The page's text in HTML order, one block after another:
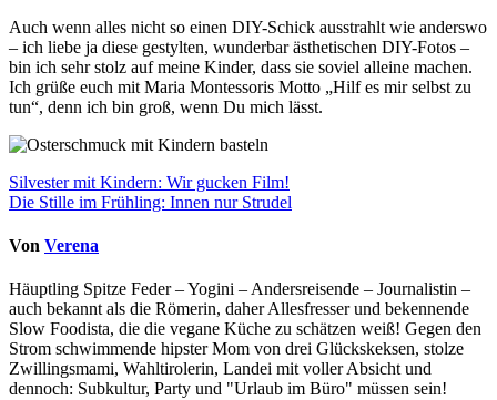
Auch wenn alles nicht so einen DIY-Schick ausstrahlt wie anderswo
– ich liebe ja diese gestylten, wunderbar ästhetischen DIY-Fotos –
bin ich sehr stolz auf meine Kinder, dass sie soviel alleine machen.
Ich grüße euch mit Maria Montessoris Motto „Hilf es mir selbst zu
tun“, denn ich bin groß, wenn Du mich lässt.
Beitragsnavigation
Silvester mit Kindern: Wir gucken Film!
Die Stille im Frühling: Innen nur Strudel
Von Verena
Häuptling Spitze Feder – Yogini – Andersreisende – Journalistin –
auch bekannt als die Römerin, daher Allesfresser und bekennende
Slow Foodista, die die vegane Küche zu schätzen weiß! Gegen den
Strom schwimmende hipster Mom von drei Glückskeksen, stolze
Zwillingsmami, Wahltirolerin, Landei mit voller Absicht und
dennoch: Subkultur, Party und "Urlaub im Büro" müssen sein!